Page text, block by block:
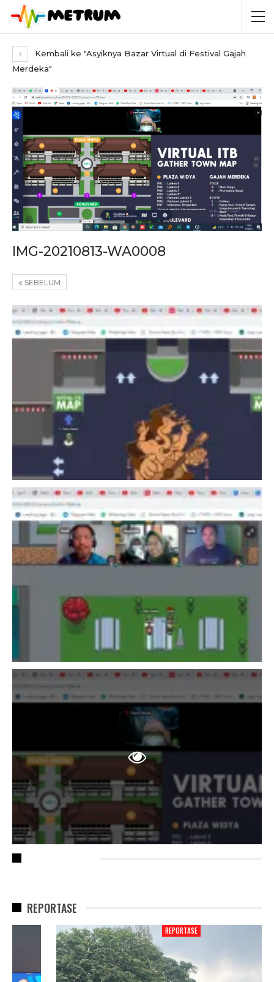
Kembali ke "Asyiknya Bazar Virtual di Festival Gajah
Merdeka"
IMG-20210813-WA0008
SEBELUM
REPORTASE
REPORTASE